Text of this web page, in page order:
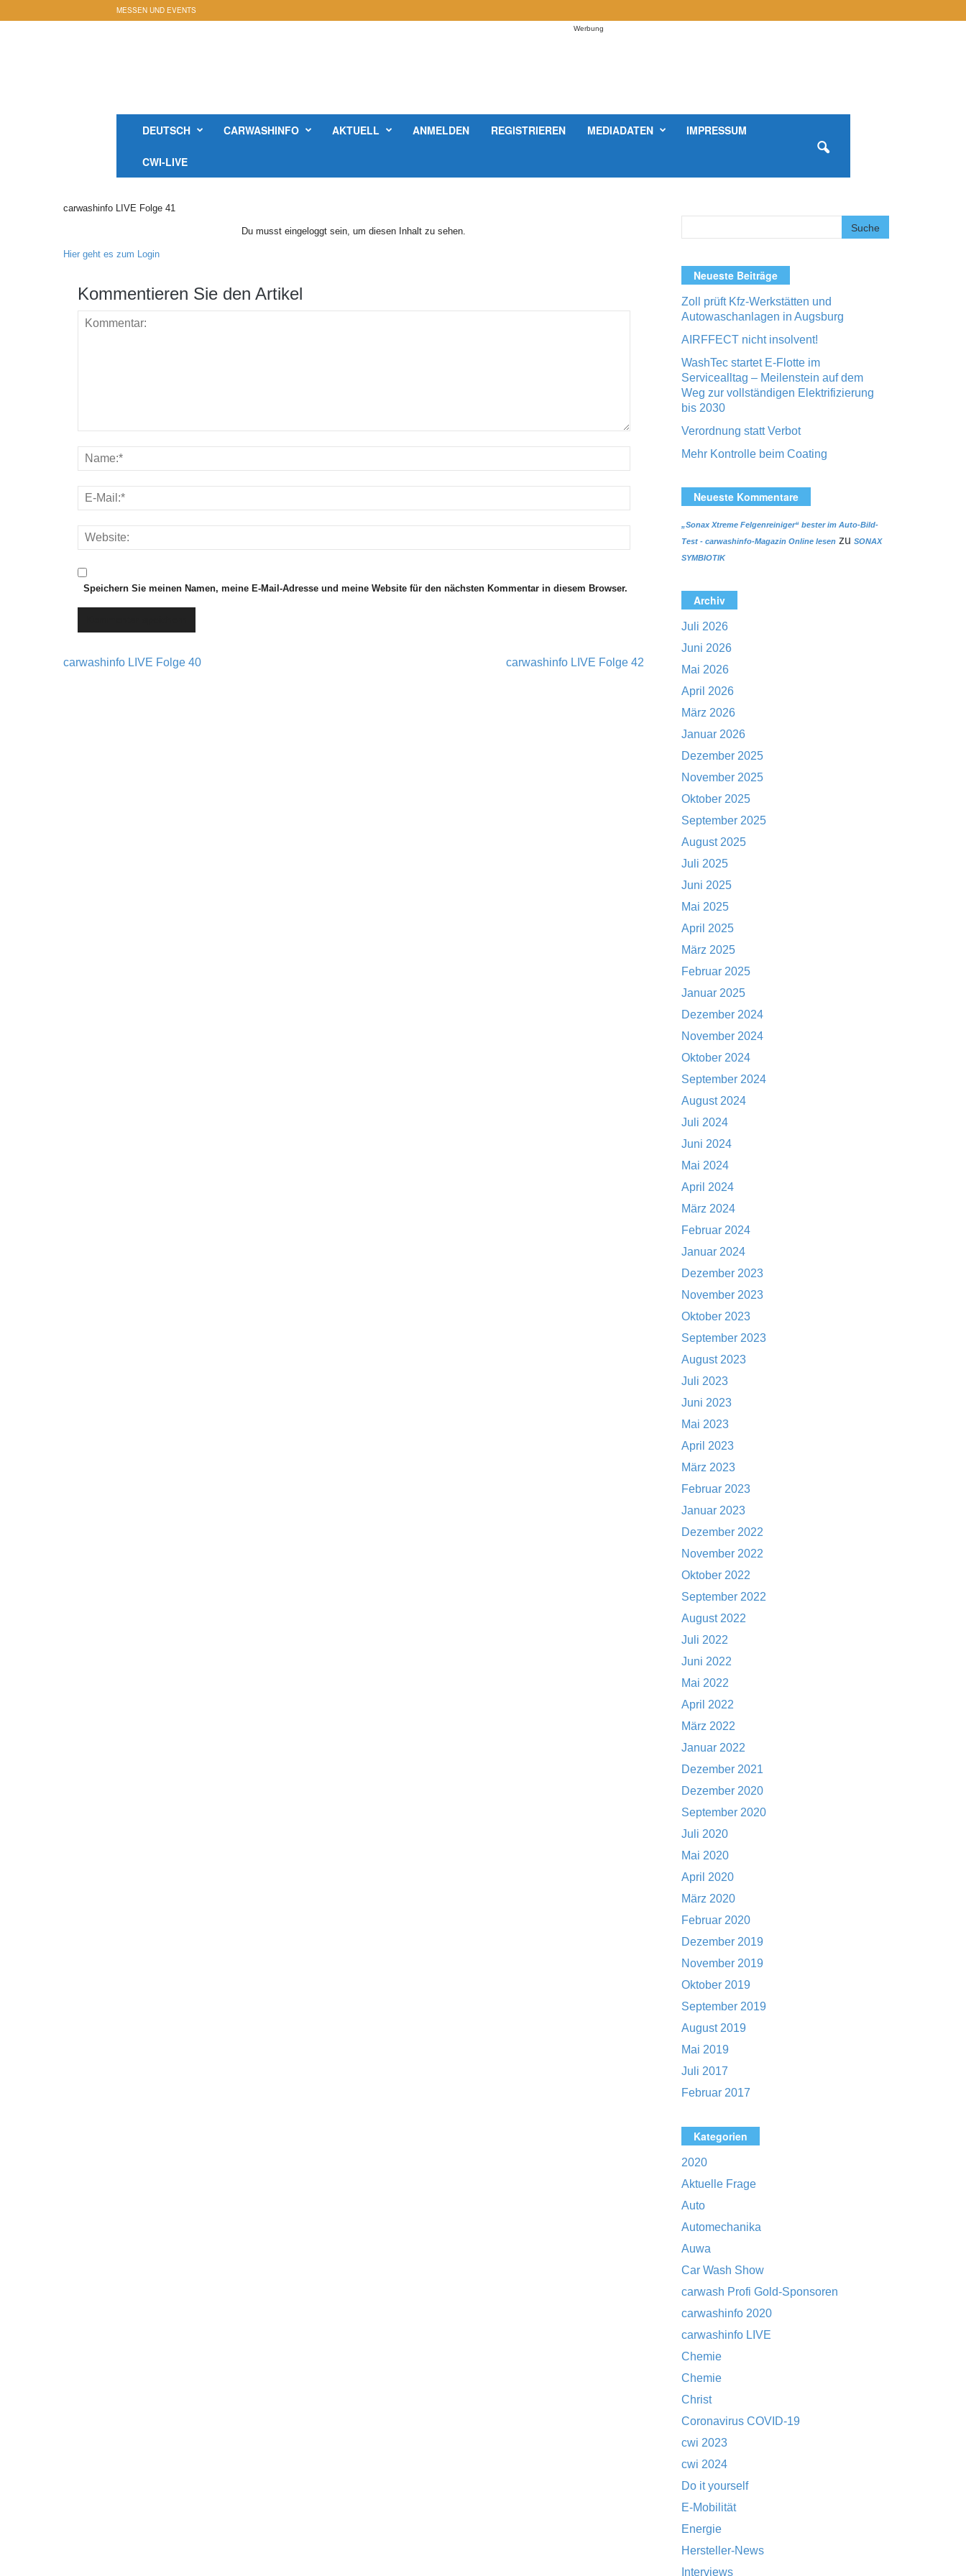
MESSEN UND EVENTS
M
a
i
O
e
n
Werbung
DEUTSCH CARWASHINFO AKTUELL ANMELDEN REGISTRIEREN MEDIADATEN IMPRESSUM
CWI-LIVE
carwashinfo LIVE Folge 41
Du musst eingeloggt sein, um diesen Inhalt zu sehen.
Hier geht es zum Login
Kommentieren Sie den Artikel
Speichern Sie meinen Namen, meine E-Mail-Adresse und meine Website für den nächsten Kommentar in diesem Browser.
carwashinfo LIVE Folge 40 carwashinfo LIVE Folge 42
Neueste Beiträge
Zoll prüft Kfz-Werkstätten und
Autowaschanlagen in Augsburg
AIRFFECT nicht insolvent!
WashTec startet E-Flotte im
Servicealltag – Meilenstein auf dem
Weg zur vollständigen Elektrifizierung
bis 2030
Verordnung statt Verbot
Mehr Kontrolle beim Coating
Neueste Kommentare
„Sonax Xtreme Felgenreiniger“ bester im Auto-Bild-
Test - carwashinfo-Magazin Online lesen zu SONAX
SYMBIOTIK
Archiv
Juli 2026
Juni 2026
Mai 2026
April 2026
März 2026
Januar 2026
Dezember 2025
November 2025
Oktober 2025
September 2025
August 2025
Juli 2025
Juni 2025
Mai 2025
April 2025
März 2025
Februar 2025
Januar 2025
Dezember 2024
November 2024
Oktober 2024
September 2024
August 2024
Juli 2024
Juni 2024
Mai 2024
April 2024
März 2024
Februar 2024
Januar 2024
Dezember 2023
November 2023
Oktober 2023
September 2023
August 2023
Juli 2023
Juni 2023
Mai 2023
April 2023
März 2023
Februar 2023
Januar 2023
Dezember 2022
November 2022
Oktober 2022
September 2022
August 2022
Juli 2022
Juni 2022
Mai 2022
April 2022
März 2022
Januar 2022
Dezember 2021
Dezember 2020
September 2020
Juli 2020
Mai 2020
April 2020
März 2020
Februar 2020
Dezember 2019
November 2019
Oktober 2019
September 2019
August 2019
Mai 2019
Juli 2017
Februar 2017
Kategorien
2020
Aktuelle Frage
Auto
Automechanika
Auwa
Car Wash Show
carwash Profi Gold-Sponsoren
carwashinfo 2020
carwashinfo LIVE
Chemie
Chemie
Christ
Coronavirus COVID-19
cwi 2023
cwi 2024
Do it yourself
E-Mobilität
Energie
Hersteller-News
Interviews